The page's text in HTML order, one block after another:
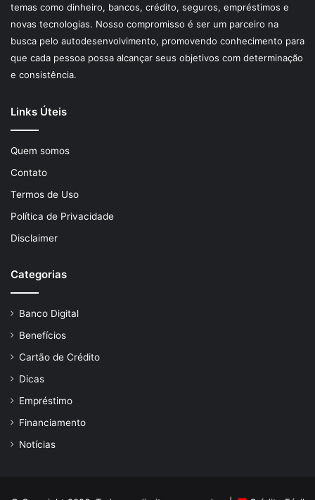
temas como dinheiro, bancos, crédito, seguros, empréstimos e
novas tecnologias. Nosso compromisso é ser um parceiro na
busca pelo autodesenvolvimento, promovendo conhecimento para
que cada pessoa possa alcançar seus objetivos com determinação
e consistência.
Links Úteis
Quem somos
Contato
Termos de Uso
Política de Privacidade
Disclaimer
Categorias
Banco Digital
Benefícios
Cartão de Crédito
Dicas
Empréstimo
Financiamento
Notícias